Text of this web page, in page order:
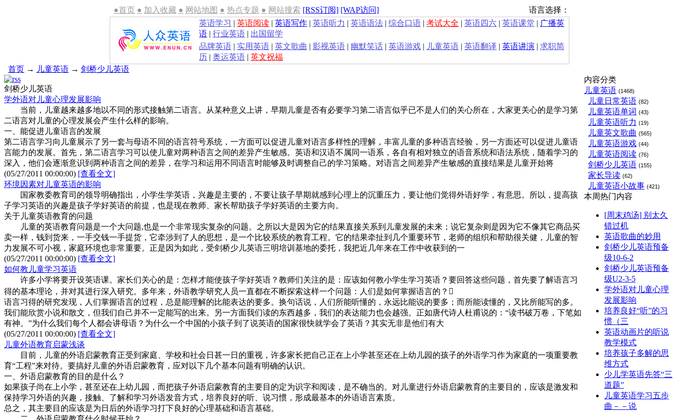
●首页 ● 加入收藏 ● 网站地图 ● 热点专题 ● 网站搜索 [RSS订阅] [WAP访问]
语言选择：
英语学习 | 英语阅读 | 英语写作 | 英语听力 | 英语语法 | 综合口语 | 考试大全 | 英语四六 | 英语课堂 | 广播英
语 | 行业英语 | 出国留学
品牌英语 | 实用英语 | 英文歌曲 | 影视英语 | 幽默笑话 | 英语游戏 | 儿童英语 | 英语翻译 | 英语讲演 | 求职简
历 | 奥运英语 | 英文祝福
首页 → 儿童英语 → 剑桥少儿英语
剑桥少儿英语
学外语对儿童心理发展影响
当前，儿童越来越多地以不同的形式接触第二语言。从某种意义上讲，早期儿童是否有必要学习第二语言似乎已不是人们的关心所在，大家更关心的是学习第
二语言对儿童的心理发展会产生什么样的影响。
一、能促进儿童语言的发展
第二语言学习向儿童展示了另一套与母语不同的语言符号系统，一方面可以促进儿童对语言多样性的理解，丰富儿童的多种语言经验，另一方面还可以促进儿童语
言能力的发展。首先，第二语言学习可以使儿童对两种语言之间的差异产生敏感。英语和汉语不属同一语系，各自有相对独立的语音系统和语法系统，随着学习的
深入，他们会逐渐意识到两种语言之间的差异，在学习和运用不同语言时能够及时调整自己的学习策略。对语言之间差异产生敏感的直接结果是儿童开始将
(05/27/2011 00:00:00) [查看全文]
环境因素对儿童英语的影响
国家教委教育司的领导明确指出，小学生学英语，兴趣是主要的，不要让孩子早期就感到心理上的沉重压力，要让他们觉得外语好学，有意思。所以，提高孩
子学习英语的兴趣是孩子学好英语的前提，也是现在教师、家长帮助孩子学好英语的主要方向。
关于儿童英语教育的问题
儿童的英语教育问题是一个大问题,也是一个非常现实复杂的问题。之所以大是因为它的结果直接关系到儿童发展的未来；说它复杂则是因为它不像其它商品买
卖一样，钱到货来，一手交钱一手提货，它牵涉到了人的思想，是一个比较系统的教育工程。它的结果牵扯到几个重要环节，老师的组织和帮助很关健，儿童的智
力发展不可小视，家庭环境也非常重要。正是因为如此，受剑桥少儿英语三明培训基地的委托，我把近几年来在工作中收获到的一
(05/27/2011 00:00:00) [查看全文]
如何教儿童学习英语
许多小学将要开设英语课。家长们关心的是：怎样才能使孩子学好英语？教师们关注的是：应该如何教小学生学习英语？要回答这些问题，首先要了解语言习
得的基本理论，并对其进行深入研究。多年来，外语教学研究人员一直都在不断探索这样一个问题：人们是如何掌握语言的？
语言习得的研究发现，人们掌握语言的过程，总是能理解的比能表达的要多。换句话说，人们所能听懂的，永远比能说的要多；而所能读懂的，又比所能写的多。
我们能欣赏小说和散文，但我们自己并不一定能写的出来。另一方面我们读的东西越多，我们的表达能力也会越强。正如唐代诗人杜甫说的：“读书破万卷，下笔如
有神。”为什么我们每个人都会讲母语？为什么一个中国的小孩子到了说英语的国家很快就学会了英语？其实无非是他们有大
(05/27/2011 00:00:00) [查看全文]
儿童外语教育启蒙浅谈
目前，儿童的外语启蒙教育正受到家庭、学校和社会日甚一日的重视，许多家长把自己正在上小学甚至还在上幼儿园的孩子的外语学习作为家庭的一项重要教
育“工程”来对待。要搞好儿童的外语启蒙教育，应对以下几个基本问题有明确的认识。
一、外语启蒙教育的目的是什么？
如果孩子尚在上小学，甚至还在上幼儿园，而把孩子外语启蒙教育的主要目的定为识字和阅读，是不确当的。对儿童进行外语启蒙教育的主要目的，应该是激发和
保持学习外语的兴趣，接触、了解和学习外语发音方式，培养良好的听、说习惯，形成最基本的外语语言素质。
总之，其主要目的应该是为日后的外语学习打下良好的心理基础和语言基础。
内容分类
儿童英语 (1468)
儿童日常英语 (82)
儿童英语单词 (43)
儿童英语听力 (19)
儿童英文歌曲 (565)
儿童英语游戏 (44)
儿童英语阅读 (76)
剑桥少儿英语 (155)
家长导读 (62)
儿童英语小故事 (421)
本周热门内容
[周末鸡汤] 别太久
错过机
英语歌曲的妙用
剑桥少儿英语预备
级10-6-2
剑桥少儿英语预备
级U2-3-5
学外语对儿童心理
发展影响
培养良好“听”的习
惯（三
英语动画片的听说
教学模式
培养孩子多解的思
维方式
少儿学英语先答“三
道题”
儿童英语学习五步
曲－－说